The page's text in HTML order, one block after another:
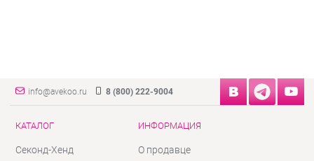
info@avekoo.ru 8 (800) 222-9004
КАТАЛОГ
Секонд-Хенд
ИНФОРМАЦИЯ
О продавце